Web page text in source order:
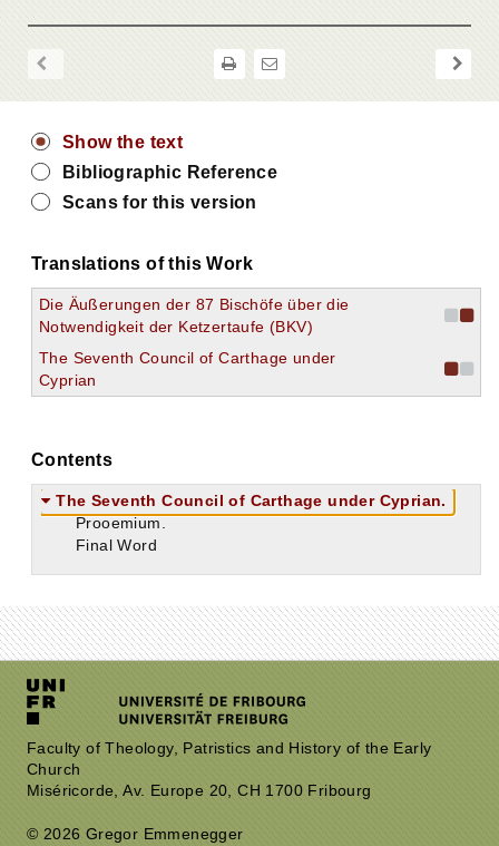
Show the text
Bibliographic Reference
Scans for this version
Translations of this Work
Die Äußerungen der 87 Bischöfe über die
Notwendigkeit der Ketzertaufe (BKV)
The Seventh Council of Carthage under
Cyprian
Contents
The Seventh Council of Carthage under Cyprian.
Prooemium.
Final Word
Faculty of Theology, Patristics and History of the Early
Church
Miséricorde, Av. Europe 20, CH 1700 Fribourg
© 2026 Gregor Emmenegger